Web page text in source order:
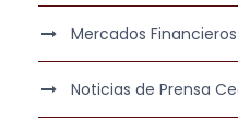
Mercados Financieros
Noticias de Prensa